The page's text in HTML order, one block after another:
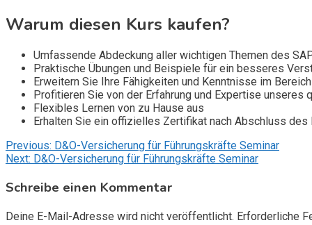
Warum diesen Kurs kaufen?
Umfassende Abdeckung aller wichtigen Themen des
Praktische Übungen und Beispiele für ein besseres
Erweitern Sie Ihre Fähigkeiten und Kenntnisse im
Profitieren Sie von der Erfahrung und Expertise unseres
Flexibles Lernen von zu Hause aus
Erhalten Sie ein offizielles Zertifikat nach Abschluss des
Beitragsnavigation
Previous: D&O-Versicherung für Führungskräfte Seminar
Next: D&O-Versicherung für Führungskräfte Seminar
Schreibe einen Kommentar
Deine E-Mail-Adresse wird nicht veröffentlicht. Erforderliche